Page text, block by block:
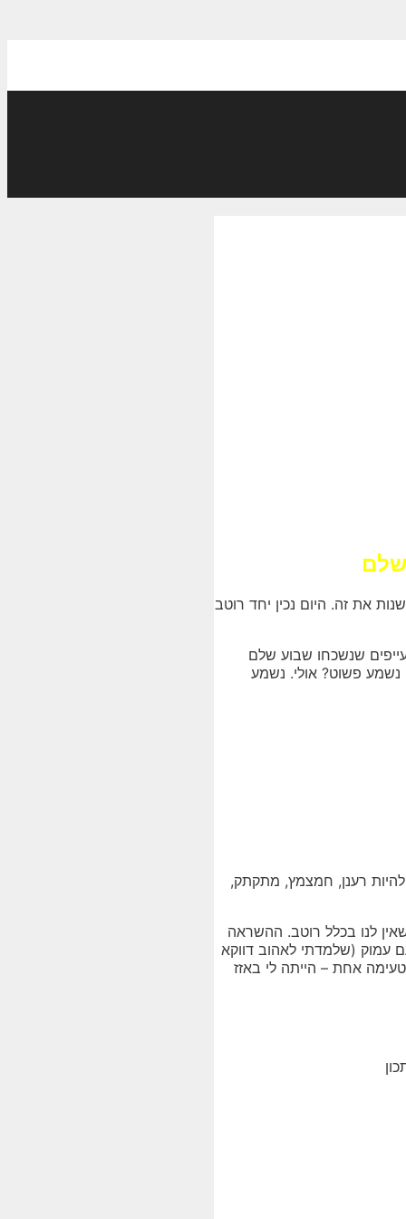
את זה. היום נכין יחד רוטב
שנשכחו שבוע שלם
פשוט? אולי. נשמע
להיות רענן, חמצמץ, מתקתק,
לנו בכלל רוטב. ההשראה
עמוק (שלמדתי לאהוב דווקא
אחת – הייתה לי באזז